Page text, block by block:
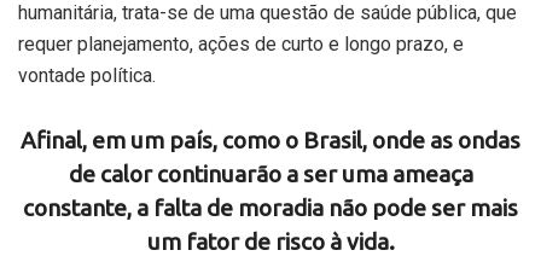
humanitária, trata-se de uma questão de saúde pública, que
requer planejamento, ações de curto e longo prazo, e
vontade política.
Afinal, em um país, como o Brasil, onde as ondas
de calor continuarão a ser uma ameaça
constante, a falta de moradia não pode ser mais
um fator de risco à vida.